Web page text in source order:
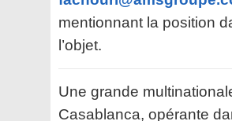
mentionnant la position
l’objet.
Une grande
Casablanca, opérante